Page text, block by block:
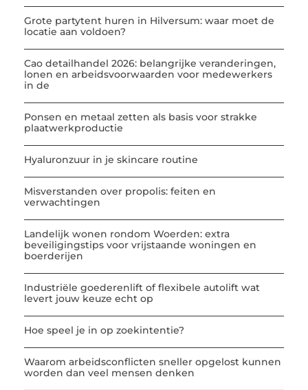
Grote partytent huren in Hilversum: waar moet de
locatie aan voldoen?
Cao detailhandel 2026: belangrijke veranderingen,
lonen en arbeidsvoorwaarden voor medewerkers
in de
Ponsen en metaal zetten als basis voor strakke
plaatwerkproductie
Hyaluronzuur in je skincare routine
Misverstanden over propolis: feiten en
verwachtingen
Landelijk wonen rondom Woerden: extra
beveiligingstips voor vrijstaande woningen en
boerderijen
Industriële goederenlift of flexibele autolift wat
levert jouw keuze echt op
Hoe speel je in op zoekintentie?
Waarom arbeidsconflicten sneller opgelost kunnen
worden dan veel mensen denken